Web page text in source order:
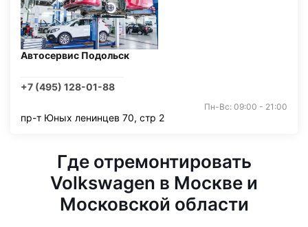
Автосервис Подольск
+7 (495) 128-01-88
Пн-Вс: 09:00 - 21:00
пр-т Юных ленинцев 70, стр 2
Где отремонтировать
Volkswagen в Москве и
Московской области